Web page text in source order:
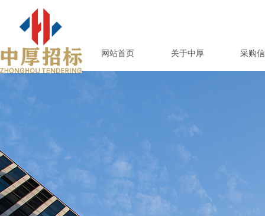
网站首页 关于中厚 采购